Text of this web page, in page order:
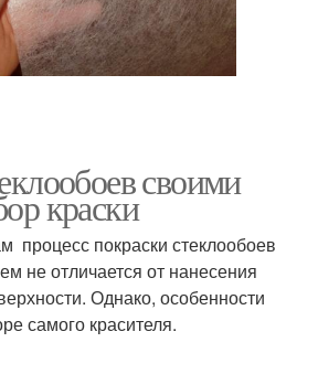
своими
краски
процесс покраски стеклообоев
не отличается от нанесения
Однако, особенности
самого красителя.